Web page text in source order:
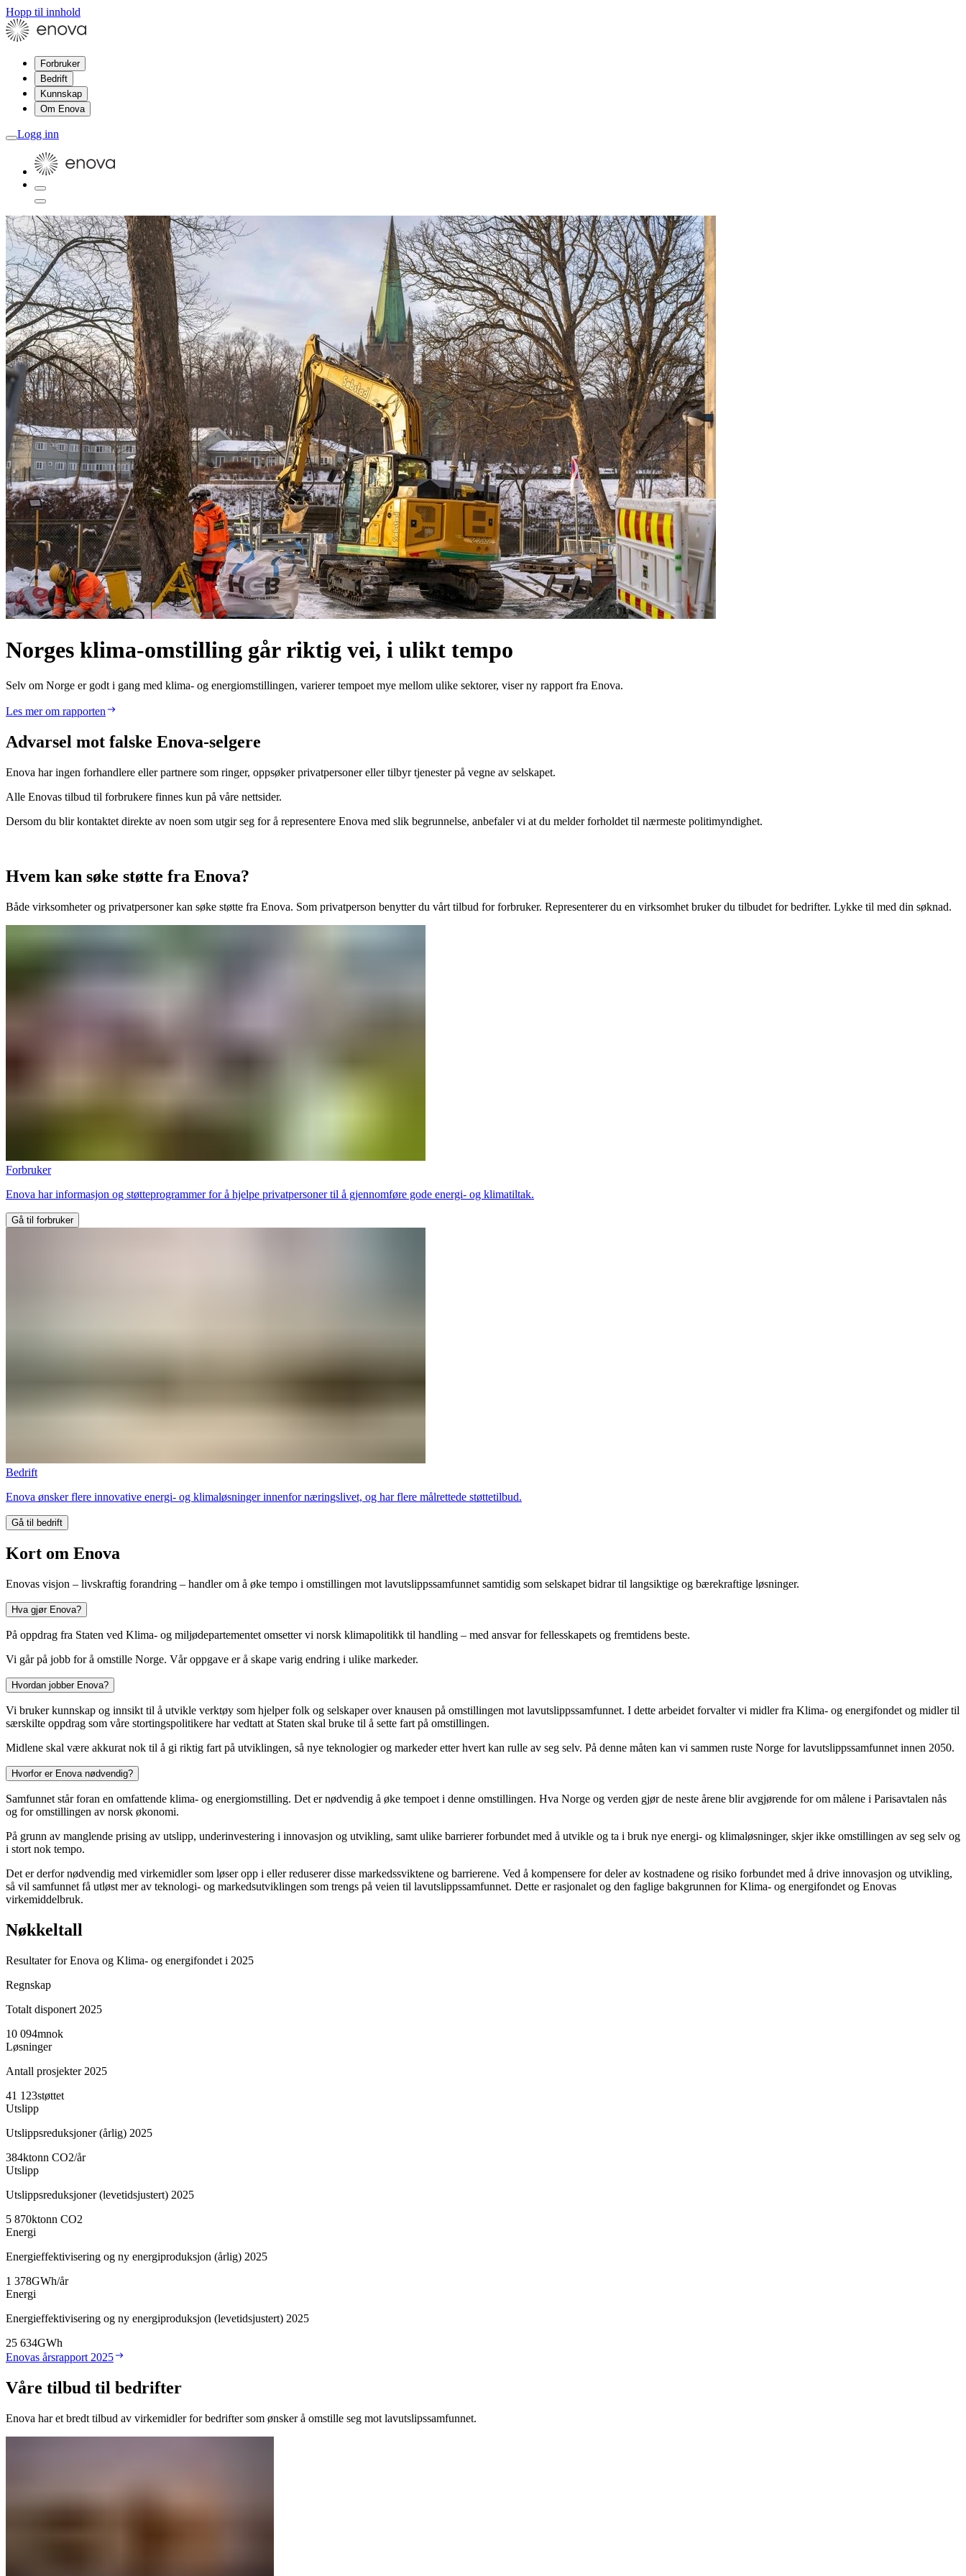
Hopp til innhold
Forbruker
Bedrift
Kunnskap
Om Enova
Logg inn
Norges klima-omstilling går riktig vei, i ulikt tempo
Selv om Norge er godt i gang med klima- og energiomstillingen, varierer tempoet mye mellom ulike sektorer, viser ny rapport fra Enova.
Les mer om rapporten
Advarsel mot falske Enova-selgere
Enova har ingen forhandlere eller partnere som ringer, oppsøker privatpersoner eller tilbyr tjenester på vegne av selskapet.
Alle Enovas tilbud til forbrukere finnes kun på våre nettsider.
Dersom du blir kontaktet direkte av noen som utgir seg for å representere Enova med slik begrunnelse, anbefaler vi at du melder forholdet til nærmeste politimyndighet.
Hvem kan søke støtte fra Enova?
Både virksomheter og privatpersoner kan søke støtte fra Enova. Som privatperson benytter du vårt tilbud for forbruker. Representerer du en virksomhet bruker du tilbudet for bedrifter. Lykke til med din søknad.
Forbruker
Enova har informasjon og støtteprogrammer for å hjelpe privatpersoner til å gjennomføre gode energi- og klimatiltak.
Gå til forbruker
Bedrift
Enova ønsker flere innovative energi- og klimaløsninger innenfor næringslivet, og har flere målrettede støttetilbud.
Gå til bedrift
Kort om Enova
Enovas visjon – livskraftig forandring – handler om å øke tempo i omstillingen mot lavutslippssamfunnet samtidig som selskapet bidrar til langsiktige og bærekraftige løsninger.
Hva gjør Enova?
På oppdrag fra Staten ved Klima- og miljødepartementet omsetter vi norsk klimapolitikk til handling – med ansvar for fellesskapets og fremtidens beste.
Vi går på jobb for å omstille Norge. Vår oppgave er å skape varig endring i ulike markeder.
Hvordan jobber Enova?
Vi bruker kunnskap og innsikt til å utvikle verktøy som hjelper folk og selskaper over knausen på omstillingen mot lavutslippssamfunnet. I dette arbeidet forvalter vi midler fra Klima- og energifondet og midler til
særskilte oppdrag som våre stortingspolitikere har vedtatt at Staten skal bruke til å sette fart på omstillingen.
Midlene skal være akkurat nok til å gi riktig fart på utviklingen, så nye teknologier og markeder etter hvert kan rulle av seg selv. På denne måten kan vi sammen ruste Norge for lavutslippssamfunnet innen 2050.
Hvorfor er Enova nødvendig?
Samfunnet står foran en omfattende klima- og energiomstilling. Det er nødvendig å øke tempoet i denne omstillingen. Hva Norge og verden gjør de neste årene blir avgjørende for om målene i Parisavtalen nås
og for omstillingen av norsk økonomi.
På grunn av manglende prising av utslipp, underinvestering i innovasjon og utvikling, samt ulike barrierer forbundet med å utvikle og ta i bruk nye energi- og klimaløsninger, skjer ikke omstillingen av seg selv og
i stort nok tempo.
Det er derfor nødvendig med virkemidler som løser opp i eller reduserer disse markedssviktene og barrierene. Ved å kompensere for deler av kostnadene og risiko forbundet med å drive innovasjon og utvikling,
så vil samfunnet få utløst mer av teknologi- og markedsutviklingen som trengs på veien til lavutslippssamfunnet. Dette er rasjonalet og den faglige bakgrunnen for Klima- og energifondet og Enovas
virkemiddelbruk.
Nøkkeltall
Resultater for Enova og Klima- og energifondet i 2025
Regnskap
Totalt disponert 2025
10 094mnok
Løsninger
Antall prosjekter 2025
41 123støttet
Utslipp
Utslippsreduksjoner (årlig) 2025
384ktonn CO2/år
Utslipp
Utslippsreduksjoner (levetidsjustert) 2025
5 870ktonn CO2
Energi
Energieffektivisering og ny energiproduksjon (årlig) 2025
1 378GWh/år
Energi
Energieffektivisering og ny energiproduksjon (levetidsjustert) 2025
25 634GWh
Enovas årsrapport 2025
Våre tilbud til bedrifter
Enova har et bredt tilbud av virkemidler for bedrifter som ønsker å omstille seg mot lavutslipssamfunnet.